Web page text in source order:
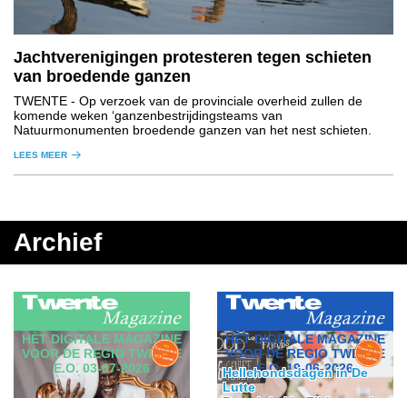
Jachtverenigingen protesteren tegen schieten
van broedende ganzen
TWENTE - Op verzoek van de provinciale overheid zullen de
komende weken ‘ganzenbestrijdingsteams van
Natuurmonumenten broedende ganzen van het nest schieten.
LEES MEER
Archief
HÈT DIGITALE MAGAZINE
VOOR DE REGIO TWENTE
E.O. 03-07-2026
HÈT DIGITALE MAGAZINE
VOOR DE REGIO TWENTE
E.O. 19-06-2026
Hellehondsdagen in De
Lutte